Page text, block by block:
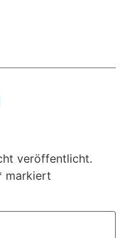
veröffentlicht.
markiert